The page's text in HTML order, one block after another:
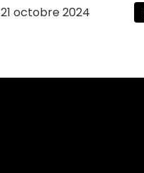
21 octobre 2024